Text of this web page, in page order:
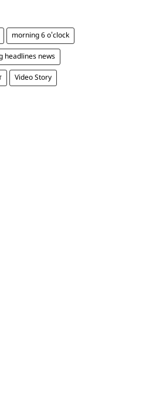
morning 6 o'clock
headlines news
Video Story